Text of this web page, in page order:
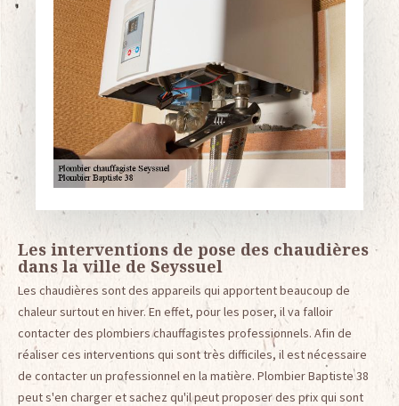
Les interventions de pose des chaudières
dans la ville de Seyssuel
Les chaudières sont des appareils qui apportent beaucoup de
chaleur surtout en hiver. En effet, pour les poser, il va falloir
contacter des plombiers chauffagistes professionnels. Afin de
réaliser ces interventions qui sont très difficiles, il est nécessaire
de contacter un professionnel en la matière. Plombier Baptiste 38
peut s'en charger et sachez qu'il peut proposer des prix qui sont